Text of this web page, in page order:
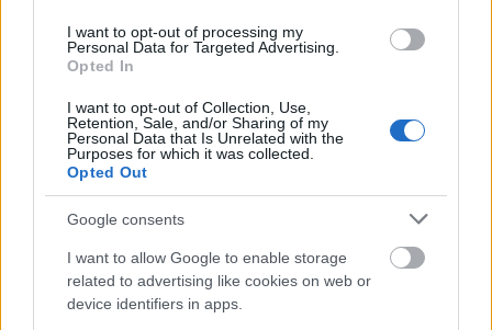
I want to opt-out of processing my
Personal Data for Targeted Advertising.
Opted In
I want to opt-out of Collection, Use,
Retention, Sale, and/or Sharing of my
Personal Data that Is Unrelated with the
Purposes for which it was collected.
Opted Out
Google consents
I want to allow Google to enable storage
related to advertising like cookies on web or
device identifiers in apps.
Ποια θα είναι η λειτουργία του νέου
συστήματος της Booking;